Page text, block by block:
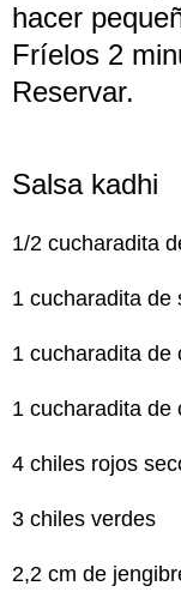
hacer
Fríelos 2
Reservar.
Salsa kadhi
1/2 cucharadita
1 cucharadita de
1 cucharadita de
1 cucharadita de
4 chiles rojos
3 chiles verdes
2,2 cm de